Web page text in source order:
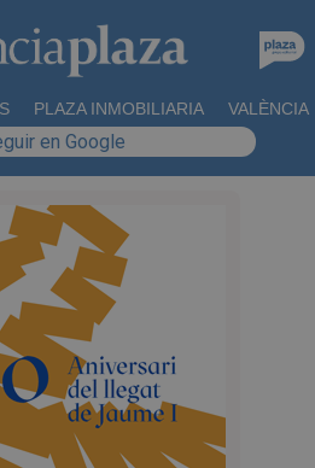
PLAZA INMOBILIARIA VALÈNCIA
en Google